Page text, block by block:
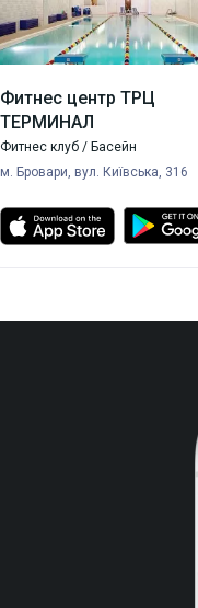
Фитнес центр ТРЦ
ТЕРМИНАЛ
Фитнес клуб / Басейн
м. Бровари, вул. Київська, 316